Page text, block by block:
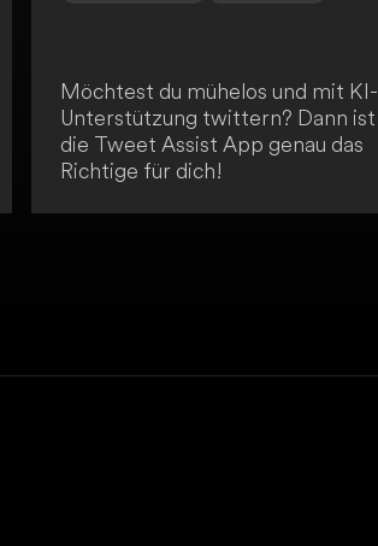
Möchtest du mühelos und mit KI-
Unterstützung twittern? Dann ist
die Tweet Assist App genau das
Richtige für dich!